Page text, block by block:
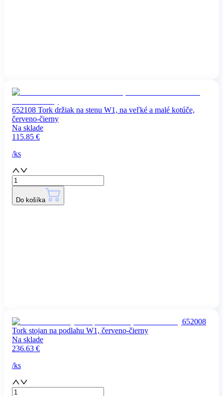
652108 Tork držiak na stenu W1, na veľké a malé kotúče,
červeno-čierny
Na sklade
115.85 €
/ks
Do košíka
652008
Tork stojan na podlahu W1, červeno-čierny
Na sklade
236.63 €
/ks